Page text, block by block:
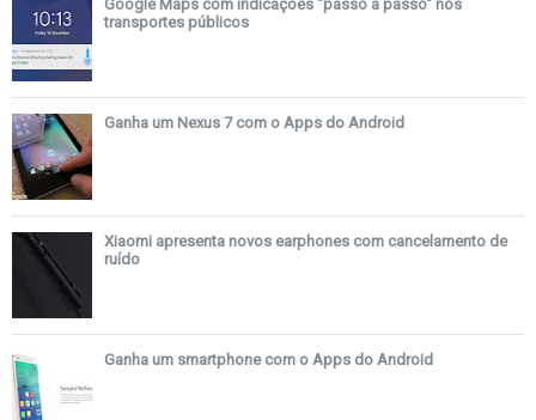
Google Maps com indicações "passo a passo" nos
transportes públicos
Ganha um Nexus 7 com o Apps do Android
Xiaomi apresenta novos earphones com cancelamento de
ruído
Ganha um smartphone com o Apps do Android